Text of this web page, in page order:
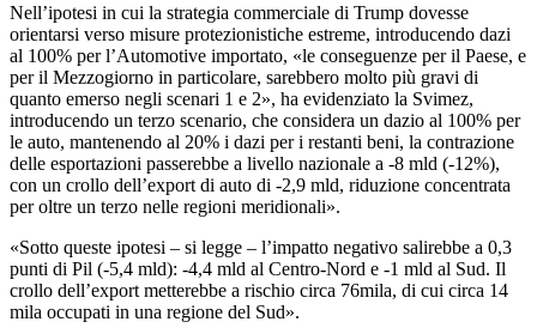
Nell’ipotesi in cui la strategia commerciale di Trump dovesse
orientarsi verso misure protezionistiche estreme, introducendo dazi
al 100% per l’Automotive importato, «le conseguenze per il Paese, e
per il Mezzogiorno in particolare, sarebbero molto più gravi di
quanto emerso negli scenari 1 e 2», ha evidenziato la Svimez,
introducendo un terzo scenario, che considera un dazio al 100% per
le auto, mantenendo al 20% i dazi per i restanti beni, la contrazione
delle esportazioni passerebbe a livello nazionale a -8 mld (-12%),
con un crollo dell’export di auto di -2,9 mld, riduzione concentrata
per oltre un terzo nelle regioni meridionali».
«Sotto queste ipotesi – si legge – l’impatto negativo salirebbe a 0,3
punti di Pil (-5,4 mld): -4,4 mld al Centro-Nord e -1 mld al Sud. Il
crollo dell’export metterebbe a rischio circa 76mila, di cui circa 14
mila occupati in una regione del Sud».